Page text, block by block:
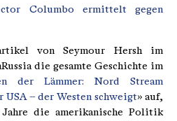
Columbo ermittelt gegen
von Seymour Hersh im
die gesamte Geschichte im
der Lämmer: Nord Stream
USA – der Westen schweigt» auf,
die amerikanische Politik